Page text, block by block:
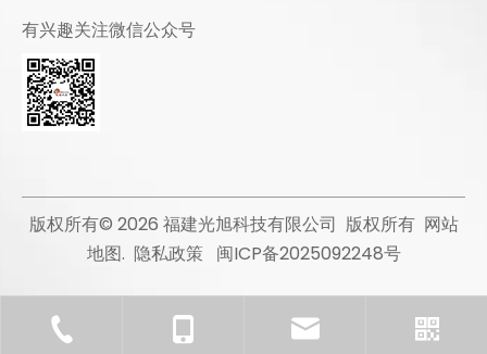
有兴趣关注微信公众号
版权所有© 2026 福建光旭科技有限公司 版权所有 网站
地图. 隐私政策 闽ICP备2025092248号